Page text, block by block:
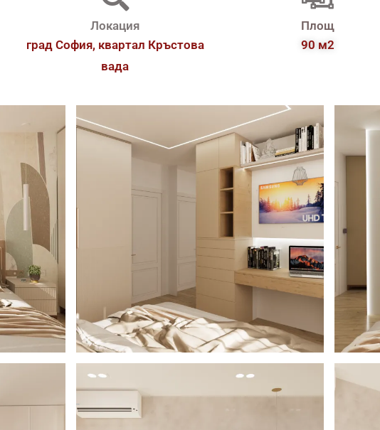
Локация
град София, квартал Кръстова
вада
Площ
90 м2